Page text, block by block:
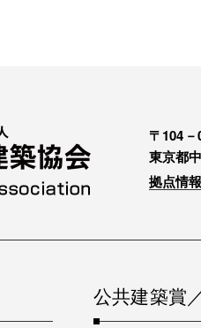
〒104－
東京都
拠点情
公共建築賞